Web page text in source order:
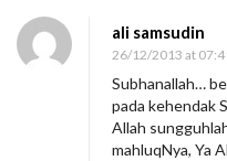
ali samsudin
26/12/2013 at
Subhanallah…
pada kehendak
Allah
mahluqNya, Ya